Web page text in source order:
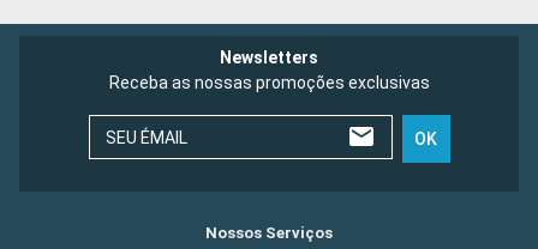
Newsletters
Receba as nossas promoções exclusivas
SEU ÉMAIL OK
Nossos Serviços